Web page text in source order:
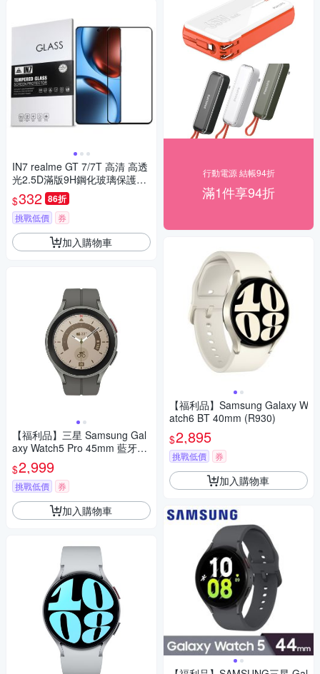
IN7 realme GT 7/7T 高清 高透
光2.5D滿版9H鋼化玻璃保護貼-
黑色
$332 86折
挑戰低價 券
加入購物車
【福利品】三星 Samsung Gal
axy Watch5 Pro 45mm 藍牙版
智慧手錶(R920)
$2,999
挑戰低價 券
加入購物車
行動電源 結帳94折
滿1件享94折
【福利品】Samsung Galaxy W
atch6 BT 40mm (R930)
$2,895
挑戰低價 券
加入購物車